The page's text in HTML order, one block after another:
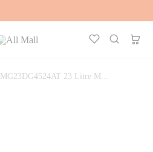
MG23DG4524AT 23 Litre M...